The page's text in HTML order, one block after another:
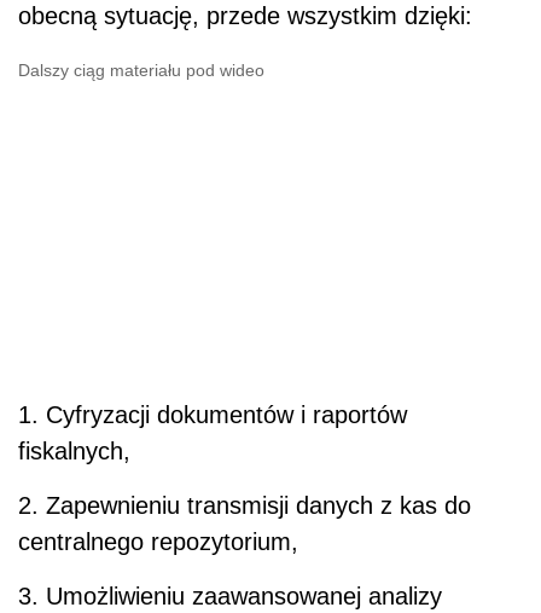
obecną sytuację, przede wszystkim dzięki:
Dalszy ciąg materiału pod wideo
1. Cyfryzacji dokumentów i raportów
fiskalnych,
2. Zapewnieniu transmisji danych z kas do
centralnego repozytorium,
3. Umożliwieniu zaawansowanej analizy